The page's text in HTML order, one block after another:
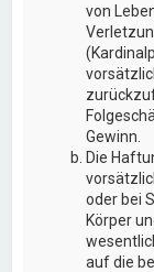
von
Gewinn.
Die
oder bei
Körper
auf die